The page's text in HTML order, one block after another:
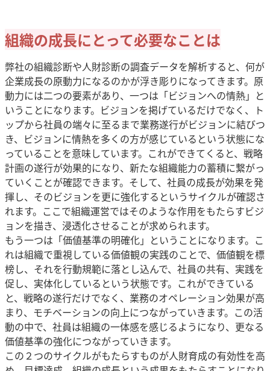
組織の成長にとって必要なことは
弊社の組織診断や人財診断の調査データを解析すると、何が
企業成長の原動力になるのかが浮き彫りになってきます。原
動力には二つの要素があり、一つは「ビジョンへの情熱」と
いうことになります。ビジョンを掲げているだけでなく、ト
ップから社員の端々に至るまで業務遂行がビジョンに結びつ
き、ビジョンに情熱を多くの方が感じているという状態にな
っていることを意味しています。これができてくると、戦略
計画の遂行が効果的になり、新たな組織能力の蓄積に繋がっ
ていくことが確認できます。そして、社員の成長が効果を発
揮し、そのビジョンを更に強化するというサイクルが確認さ
れます。ここで組織運営ではそのような作用をもたらすビジ
ョンを描き、浸透化させることが求められます。
もう一つは「価値基準の明確化」ということになります。こ
れは組織で重視している価値観の実践のことで、価値観を標
榜し、それを行動規範に落とし込んで、社員の共有、実践を
促し、実体化しているという状態です。これができている
と、戦略の遂行だけでなく、業務のオペレーション効果が高
まり、モチベーションの向上につながっていきます。この活
動の中で、社員は組織の一体感を感じるようになり、更なる
価値基準の強化につながっていきます。
この２つのサイクルがもたらすものが人財育成の有効性を高